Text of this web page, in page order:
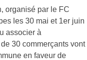
organisé par le FC
les 30 mai et 1er juin
associer à
30 commerçants vont
en faveur de